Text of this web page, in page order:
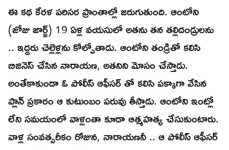
ఈ కథ కేరళ పరిసర ప్రాంతాల్లో జరుగుతుంది. ఆంటోని
(జోజు జార్జ్) 19 ఏళ్ల వయసులో అతను తన తల్లిదండ్రులను
.. ఇద్దరు చెల్లెళ్లను కోల్పోతాడు. ఆంటోని తండ్రితో కలిసి
బిజినెస్ చేసిన నారాయణ, అతనిని మోసం చేస్తాడు.
అంతేకాకుండా ఓ పోలీస్ ఆఫీసర్ తో కలిసి పక్కాగా వేసిన
ప్లాన్ ప్రకారం ఆ కుటుంబం పరువు తీస్తాడు. ఆంటోని ఇంట్లో
లేని సమయంలో వాళ్లంతా కూడా ఆత్మహత్య చేసుకుంటారు.
వాళ్ల సంవత్సరీకం రోజున, నారాయణనీ .. ఆ పోలీస్ ఆఫీసర్